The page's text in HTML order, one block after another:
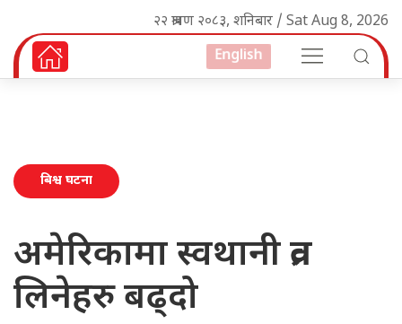
२२ श्रावण २०८३, शनिबार / Sat Aug 8, 2026
English
बिश्व घटना
अमेरिकामा स्वथानी व्रत
लिनेहरु बढ्दो